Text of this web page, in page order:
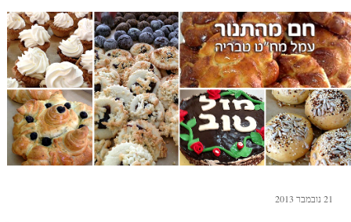
21 נובמבר 2013